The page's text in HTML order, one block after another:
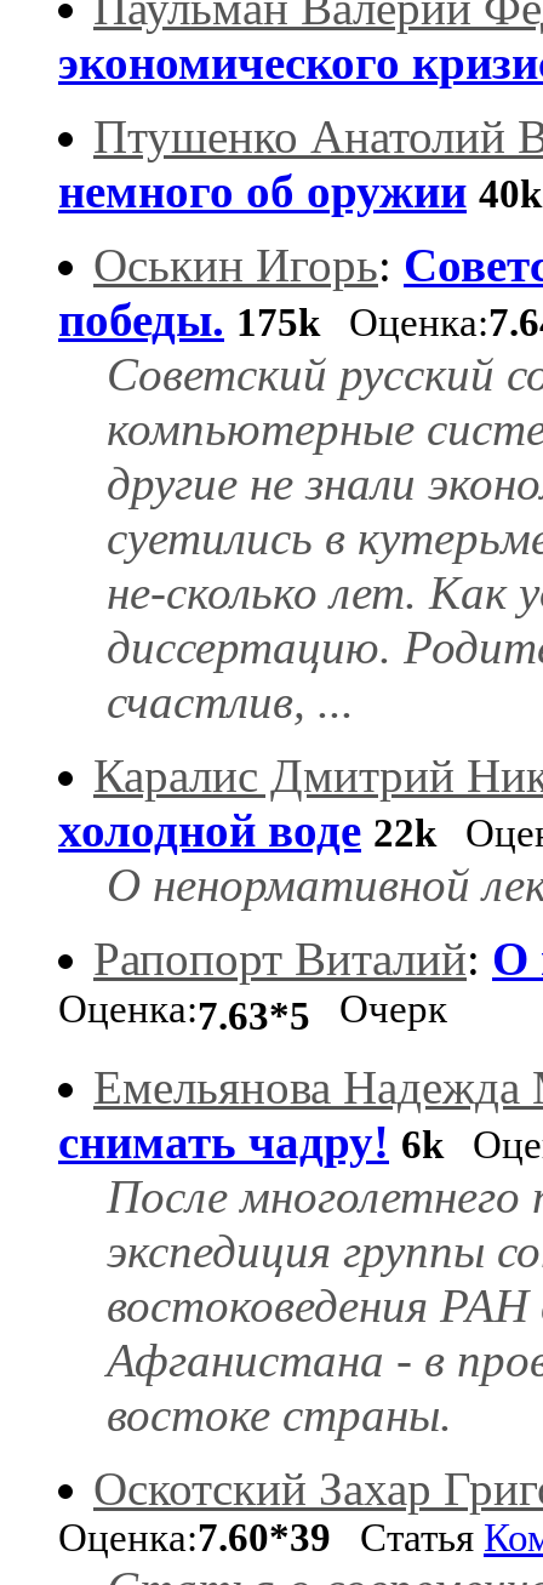
экономического
Птушенко Анатолий
немного об оружии
Оськин Игорь:
победы. 175k Оценка:
Советский русский
компьютерные
другие не знали
суетились в
не-сколько лет. Как
диссертацию.
счастлив, ...
Каралис Дмитрий
холодной воде 22k
О ненормативной
Рапопорт Виталий: О
Оценка:7.63*5
Очерк
Емельянова Надежда
снимать чадру! 6k
После многолетнего
экспедиция группы
востоковедения
Афганистана - в
востоке страны.
Оскотский Захар
Оценка:7.60*39 Статья